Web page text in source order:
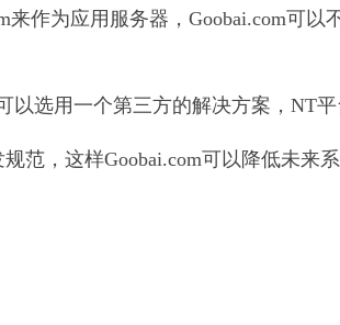
为应用服务器，Goobai.com可以
用一个第三方的解决方案，NT平
，这样Goobai.com可以降低未来系